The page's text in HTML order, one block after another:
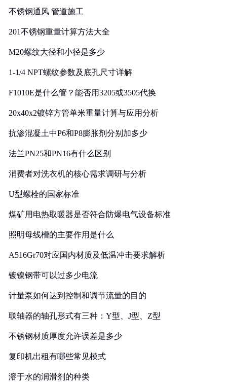
不锈钢通风 管道施工
201不锈钢重量计算方法大全
M20螺纹大径和小径是多少
1-1/4 NPT螺纹参数及底孔尺寸详解
F1010E是什么管？能否用3205或3505代换
20x40x2镀锌方管单米重量计算与应用分析
抗渗混凝土中P6和P8膨胀剂分别加多少
法兰PN25和PN16有什么区别
消费者对洗衣机的核心需求调研与分析
U型螺栓的国家标准
煤矿用电热取暖器是否符合防爆电气设备标准
照明母线槽的主要作用是什么
A516Gr70对应国内材质及低温冲击要求解析
镀镍钢带可以过多少电流
计量泵如何达到控制和调节流量的目的
联轴器的轴孔形式有三种：Y型、J型、Z型
不锈钢材质厚度允许误差是多少
复印机出租有哪些常见模式
溶于水的润滑剂的种类